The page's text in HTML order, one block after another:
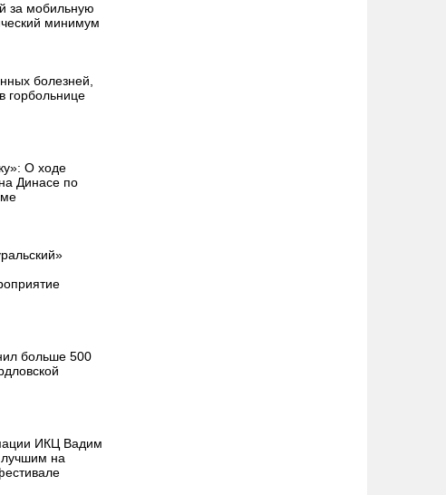
за мобильную
минимум
болезней,
горбольнице
О ходе
Динасе по
больше 500
ИКЦ Вадим
на